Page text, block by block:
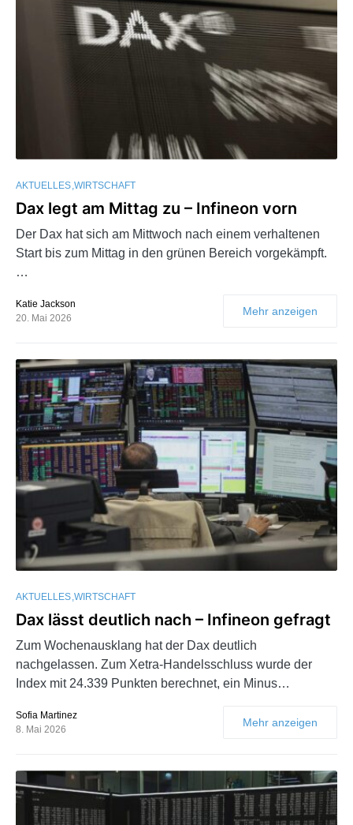
AKTUELLES WIRTSCHAFT
Dax legt am Mittag zu – Infineon vorn
Der Dax hat sich am Mittwoch nach einem verhaltenen
Start bis zum Mittag in den grünen Bereich vorgekämpft.
…
Katie Jackson
20. Mai 2026
Mehr anzeigen
AKTUELLES WIRTSCHAFT
Dax lässt deutlich nach – Infineon gefragt
Zum Wochenausklang hat der Dax deutlich
nachgelassen. Zum Xetra-Handelsschluss wurde der
Index mit 24.339 Punkten berechnet, ein Minus…
Sofia Martinez
8. Mai 2026
Mehr anzeigen